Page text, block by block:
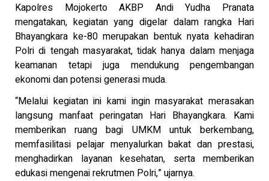
Kapolres Mojokerto AKBP Andi Yudha Pranata
mengatakan, kegiatan yang digelar dalam rangka Hari
Bhayangkara ke-80 merupakan bentuk nyata kehadiran
Polri di tengah masyarakat, tidak hanya dalam menjaga
keamanan tetapi juga mendukung pengembangan
ekonomi dan potensi generasi muda.
“Melalui kegiatan ini kami ingin masyarakat merasakan
langsung manfaat peringatan Hari Bhayangkara. Kami
memberikan ruang bagi UMKM untuk berkembang,
memfasilitasi pelajar menyalurkan bakat dan prestasi,
menghadirkan layanan kesehatan, serta memberikan
edukasi mengenai rekrutmen Polri,” ujarnya.